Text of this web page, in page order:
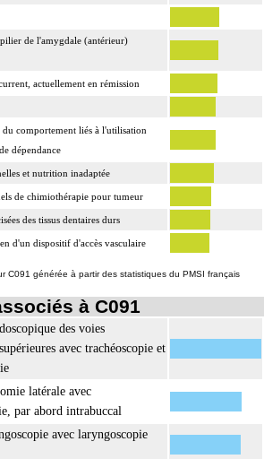
de l'amygdale (antérieur)
actuellement en rémission
comportement liés à l'utilisation
dépendance
et nutrition inadaptée
de chimiothérapie pour tumeur
des tissus dentaires durs
d'un dispositif d'accès vasculaire
C091 générée à partir des statistiques du PMSI français
à C091
des voies
avec trachéoscopie et
latérale avec
par abord intrabuccal
avec laryngoscopie